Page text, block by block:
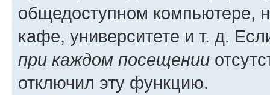
общедоступном компьютере,
кафе, университете и т. д.
при каждом посещении
отключил эту функцию.